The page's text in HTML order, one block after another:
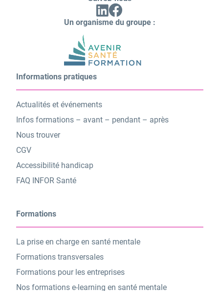
Linkedin
(ouvrir
vers
onglet)
vers
un
Un organisme du groupe :
Informations pratiques
Actualités et événements
Infos formations – avant – pendant – après
Nous trouver
CGV
Accessibilité handicap
FAQ INFOR Santé
Formations
La prise en charge en santé mentale
Formations transversales
Formations pour les entreprises
Nos formations e-learning en santé mentale